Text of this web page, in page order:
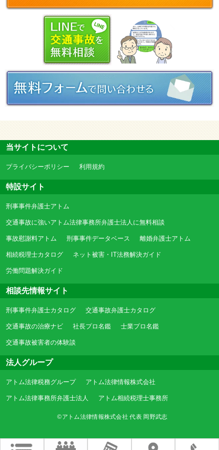
当サイトについて
プライバシーポリシー 利用規約
特設サイト
刑事事件弁護士アトム
交通事故に強いアトム法律事務所弁護士法人に無料相談
事故慰謝料アトム 刑事事件データベース 離婚弁護士アトム
相続税理士カタログ ネット被害・IT法務解決ガイド
労働問題解決ガイド
相談先情報サイト
刑事事件弁護士カタログ 交通事故弁護士カタログ
交通事故の治療ナビ 社長プロ名鑑 士業プロ名鑑
交通事故被害者の体験談
法人グループ
アトム法律税務グループ アトム法律情報株式会社
アトム法律事務所弁護士法人 アトム相続税理士事務所
©アトム法律情報株式会社 代表 岡野武志